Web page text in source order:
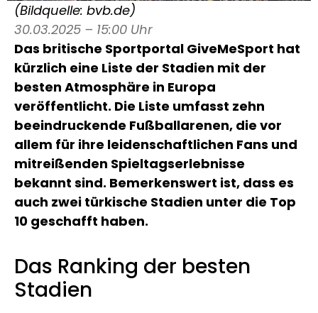
(Bildquelle: bvb.de)
30.03.2025 – 15:00 Uhr
Das britische Sportportal GiveMeSport hat
kürzlich eine Liste der Stadien mit der
besten Atmosphäre in Europa
veröffentlicht. Die Liste umfasst zehn
beeindruckende Fußballarenen, die vor
allem für ihre leidenschaftlichen Fans und
mitreißenden Spieltagserlebnisse
bekannt sind. Bemerkenswert ist, dass es
auch zwei türkische Stadien unter die Top
10 geschafft haben.
Das Ranking der besten
Stadien